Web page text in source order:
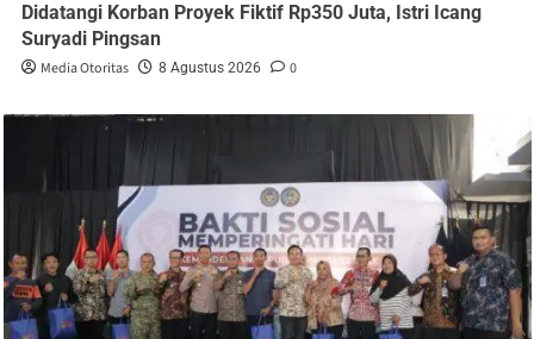
Didatangi Korban Proyek Fiktif Rp350 Juta, Istri Icang
Suryadi Pingsan
Media Otoritas 8 Agustus 2026 0